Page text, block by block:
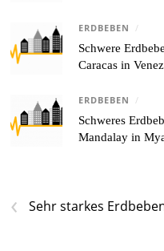
ERDBEBEN /
Schwere
Caracas in
ERDBEBEN /
Schweres
Mandalay in
‹ Sehr starkes